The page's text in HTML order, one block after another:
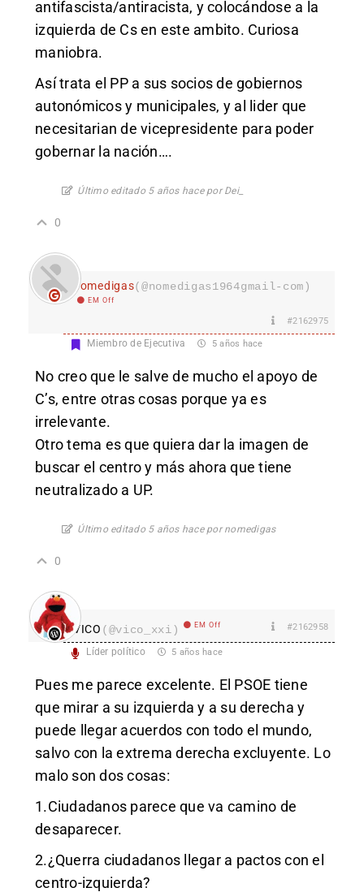
antifascista/antiracista, y colocándose a la
izquierda de Cs en este ambito. Curiosa
maniobra.
Así trata el PP a sus socios de gobiernos
autonómicos y municipales, y al lider que
necesitarian de vicepresidente para poder
gobernar la nación….
Último editado 5 años hace por Dei_
0
nomedigas(@nomedigas1964gmail-com)
EM Off
#2162975
Miembro de Ejecutiva 5 años hace
No creo que le salve de mucho el apoyo de
C’s, entre otras cosas porque ya es
irrelevante.
Otro tema es que quiera dar la imagen de
buscar el centro y más ahora que tiene
neutralizado a UP.
Último editado 5 años hace por nomedigas
0
VICO (@vico_xxi) EM Off #2162958
Líder político 5 años hace
Pues me parece excelente. El PSOE tiene
que mirar a su izquierda y a su derecha y
puede llegar acuerdos con todo el mundo,
salvo con la extrema derecha excluyente. Lo
malo son dos cosas:
1.Ciudadanos parece que va camino de
desaparecer.
2.¿Querra ciudadanos llegar a pactos con el
centro-izquierda?